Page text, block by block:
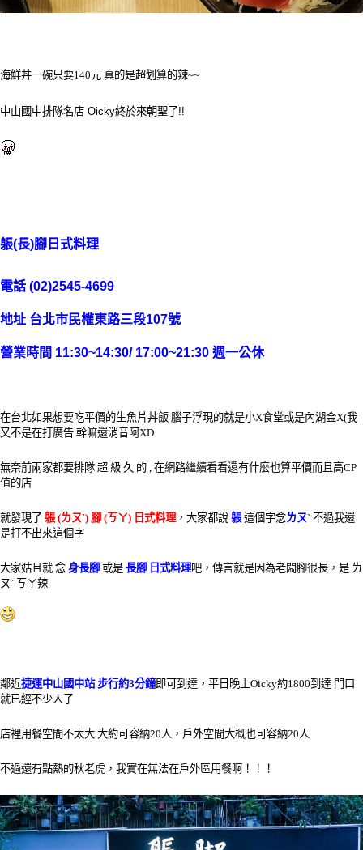
海鮮丼一碗只要140元 真的是超划算的辣~~
中山國中排隊名店 Oicky終於來朝聖了!!
躼(長)腳日式料理
電話 (02)2545-4699
地址 台北市民權東路三段107號
營業時間 11:30~14:30/ 17:00~21:30 週一公休
在台北如果想要吃平價的生魚片丼飯 腦子浮現的就是小X食堂或是內湖金X(我
又不是在打廣告 幹嘛還消音阿XD
無奈前兩家都要排隊 超 級 久 的 , 在網路繼續看看還有什麼也算平價而且高CP
值的店
就發現了 躼 (ㄌㄡˋ) 腳 (ㄎㄚ) 日式料理，大家都說 躼這個字念ㄌㄡˋ 不過我還
是打不出來這個字
大家姑且就 念 身長腳 或是 長腳 日式料理吧，傳言就是因為老闆腳很長，是 ㄌ
ㄡˋ ㄎㄚ辣
鄰近捷運中山國中站 步行約3分鐘即可到達，平日晚上Oicky約1800到達 門口
就已經不少人了
店裡用餐空間不太大 大約可容納20人，戶外空間大概也可容納20人
不過還有點熱的秋老虎，我實在無法在戶外區用餐啊！！！